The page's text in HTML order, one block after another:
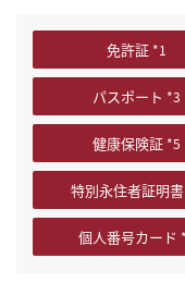
免許証
パスポート
健康保険証
特別永住者証明書
個人番号カード